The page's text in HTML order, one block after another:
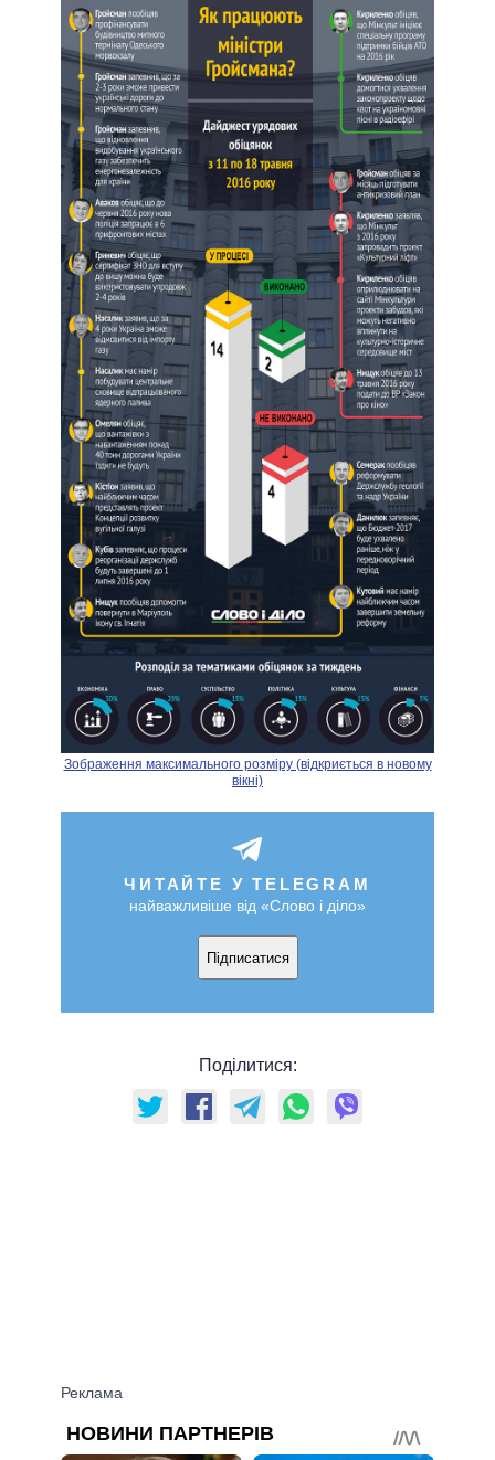
Зображення максимального розміру (відкриється в новому
вікні)
ЧИТАЙТЕ У TELEGRAM
найважливіше від «Слово і діло»
Підписатися
Поділитися: